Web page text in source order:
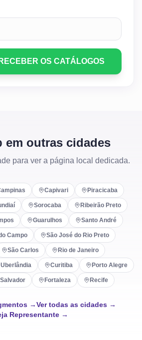
OS CATÁLOGOS
em outras cidades
para ver a página local dedicada.
Capivari Piracicaba
Sorocaba Ribeirão Preto
Guarulhos Santo André
Campo São José do Rio Preto
São Carlos Rio de Janeiro
Uberlândia Curitiba Porto Alegre
Salvador Fortaleza Recife
→Ver todas as cidades →
Representante →